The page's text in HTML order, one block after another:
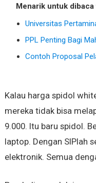
Menarik untuk dibaca
Universitas
PPL Penting Bagi
Contoh Proposal
Kalau harga spidol
mereka tidak bisa
9.000. Itu baru spidol.
laptop. Dengan SIPlah
elektronik. Semua